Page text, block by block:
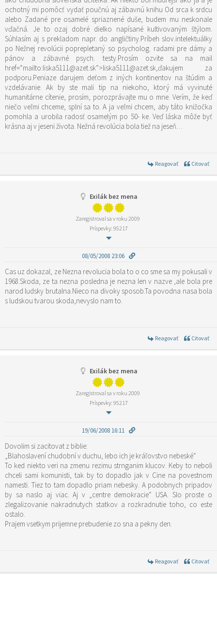
ochotný mi pomôcť vydať poučnú aj zábavnú knihu Od srca k srdcu
alebo Zadané pre osamelé spriaznené duše, budem mu neskonale
vďačná. Je to ozaj dobré dielko napísané kultivovaným štýlom.
Súhlasím aj s prekladom napr. do angličtiny.Príbeh slov.intelektuálky
po Nežnej revolúcii poprepletaný so psycholog. radami pre dámy a
pánov a zábavné psych. testy.Prosím ozvite sa na mail
href=“mailto:liska5111@azet.sk“>liska5111@azet.sk,ďakujem za
podporu.Peniaze darujem deťom z iných kontinentov na štúdim a
vzdelávanie. Ak by ste mali tip na niekoho, ktorý má vyvinuté
humanitárne cítenie, prosím, porozprávajte mu o mne. Verím, že keď
niečo veľmi chceme, splní sa to. A ja veľmi chcem, aby táto knižočka
pomohla a urobila radosť osamelým po 50- ke. Veď láska môže byť
krásna aj v jeseni života. Nežná revolúcia bola tiež na jeseň…
Reagovať Citovať
Exilák bez mena
Zaregistroval sa v roku 2009
Príspevky: 95217
08/05/2008 23:06
Cas uz dokazal, ze Nezna revolucia bola to o co sme sa my pokusali v
1968.Skoda, ze ta nezna posledna je nezna len v nazve ,ale bola pre
narod ludsky brutalna.Nieco na divoky sposob.Ta povodna nasa bola
s ludskou tvarou skoda,nevyslo nam to.
Reagovať Citovať
Exilák bez mena
Zaregistroval sa v roku 2009
Príspevky: 95217
19/06/2008 16:11
Dovolim si zacitovat z biblie:
„Blahoslavení chudobní v duchu, lebo ich je kráľovstvo nebeské“
To ked niekto veri na zmenu rezimu strnganim klucov. Keby to neboli
chceli sami komunisti, tak by to dopadlo jak v Cine na povestnom
namesti. Tiez to tam dopadlo priam nebesky. A podobnych pripadov
by sa naslo aj viac. Aj v „centre demokracie“ USA. Slo proste o
zlegalizovanie nakradnutych statkov a rozkradnutie toho, co este
ostalo.
Prajem vsetkym prijemne prebudenie zo sna a pekny den.
Reagovať Citovať